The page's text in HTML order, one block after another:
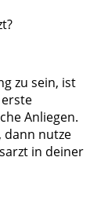
zu sein, ist
Anliegen.
dann nutze
in deiner